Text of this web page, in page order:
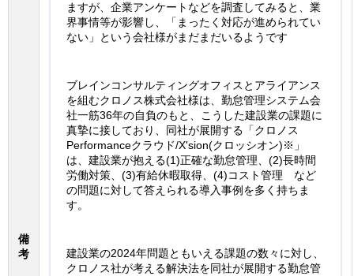
備
考
ますが、企業アンケートなどを調査してみると、業
界事情等が影響し、「まったく対応が進められてい
ない」という会社様がまだまだいるようです
ブレインコンサルティングオフィスとアライアンス
を組むクロノス株式会社様は、勤怠管理システム会
社一筋36年の自負のもと、こうした建設業の課題に
真摯に接しており、同社が展開する「クロノス
Performanceクラウド/X'sion(クロッシオン)※」
は、建設業が抱える(1)正確な勤怠管理、(2)長時間
労働対策、(3)有給休暇取得、(4)コスト管理 など
の問題に対して答えられる導入事例を多く持ちま
す。
建設業の2024年問題ともいえる課題の数々に対し、
クロノス社が考える解決法を同社が展開する勤怠管